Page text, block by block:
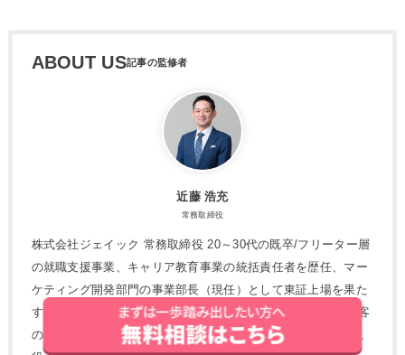
ABOUT US
近藤 浩充
常務取締役
株式会社ジェイック 常務取締役 20～30代の既卒/フリーター層
の就職支援事業、キャリア教育事業の統括責任者を歴任、マー
ケティング開発部門の事業部長（現任）として東証上場を果た
す。IT×教育×職業紹介などテックを活用し、変化し続ける顧客
のニーズを追求している。【著書】社長の右腕 ～中堅企業 現